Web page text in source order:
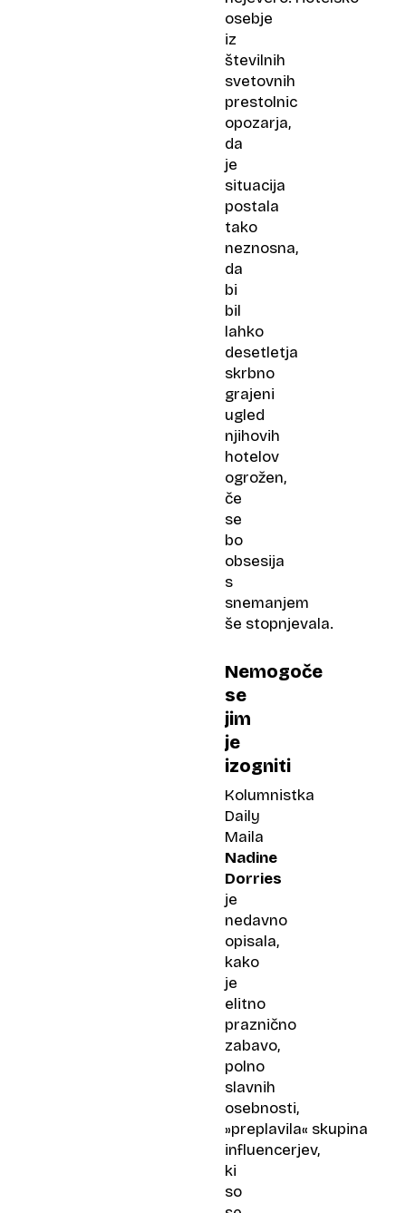
osebje
iz
številnih
svetovnih
prestolnic
opozarja,
da
je
situacija
postala
tako
neznosna,
da
bi
bil
lahko
desetletja
skrbno
grajeni
ugled
njihovih
hotelov
ogrožen,
če
se
bo
obsesija
s
snemanjem
še stopnjevala.
Nemogoče
se
jim
je
izogniti
Kolumnistka
Daily
Maila
Nadine
Dorries
je
nedavno
opisala,
kako
je
elitno
praznično
zabavo,
polno
slavnih
osebnosti,
»preplavila« skupina
influencerjev,
ki
so